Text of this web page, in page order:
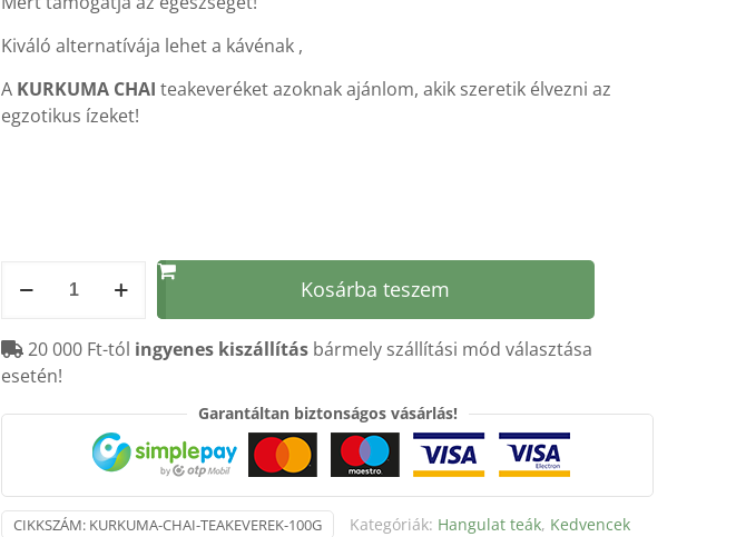
Kiváló alternatívája lehet a kávénak ,
A KURKUMA CHAI teakeveréket azoknak ajánlom, akik szeretik élvezni az
egzotikus ízeket!
CHAI
70g
mennyiség
Kosárba teszem
20 000 Ft-tól ingyenes kiszállítás bármely szállítási mód választása
esetén!
Garantáltan biztonságos vásárlás!
CIKKSZÁM: KURKUMA-CHAI-TEAKEVEREK-100G Kategóriák: Hangulat teák, Kedvencek